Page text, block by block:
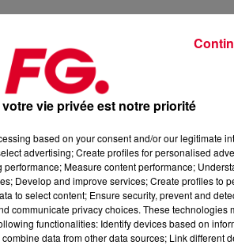
vie privée est notre priorité
based on your consent and/or our legitimate
advertising; Create profiles for personalised
Measure content performance;
Develop and improve services; Create profiles to
to select content; Ensure security, prevent and
communicate privacy choices. These technologies
functionalities: Identify devices based on
data from other data sources; Link different